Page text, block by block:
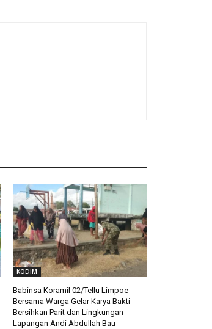
KODIM
Babinsa Koramil 02/Tellu Limpoe
Bersama Warga Gelar Karya Bakti
Bersihkan Parit dan Lingkungan
Lapangan Andi Abdullah Bau